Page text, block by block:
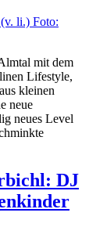
mit dem
Lifestyle,
kleinen
neue
neues Level
DJ